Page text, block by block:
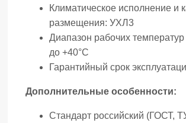
Климатическое исполнение и
размещения: УХЛ3
Диапазон рабочих температур
до +40°С
Гарантийный срок
Дополнительные особенности:
Стандарт российский (ГОСТ,